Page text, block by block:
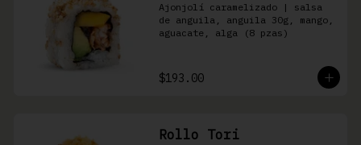
Ajonjolí caramelizado | salsa
de anguila, anguila 30g, mango,
aguacate, alga (8 pzas)
$193.00
Rollo Tori